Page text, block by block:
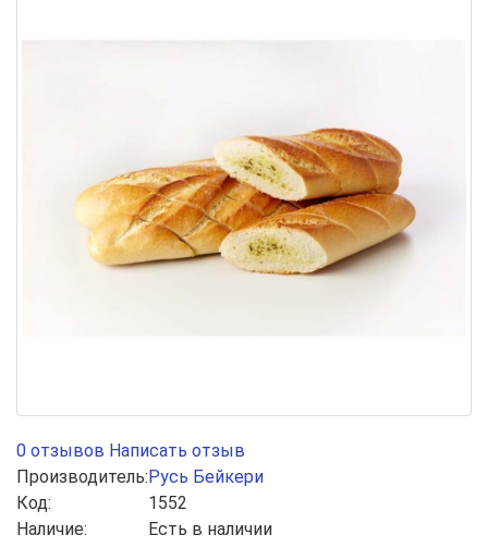
0 отзывов Написать отзыв
Производитель:Русь Бейкери
Код:
1552
Наличие:
Есть в наличии